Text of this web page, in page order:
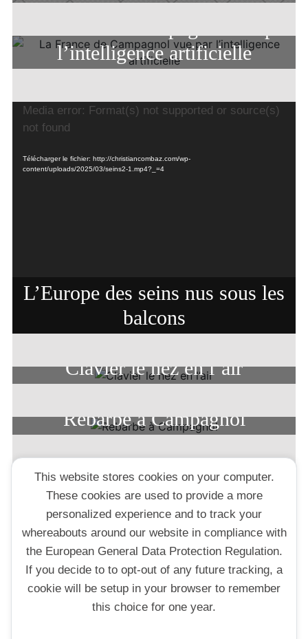
l’intelligence artificielle
Lecteur
Media error: Format(s) not supported or source(s)
not found
Télécharger le fichier: http://christiancombaz.com/wp-
content/uploads/2025/03/seins2-1.mp4?_=4
L’Europe des seins nus sous les
balcons
Clavier le nez en l’air
Rebarbe à Campagnol
SUBSCRIBE2
This website stores cookies on your computer.
These cookies are used to provide a more
personalized experience and to track your
whereabouts around our website in compliance with
the European General Data Protection Regulation.
If you decide to to opt-out of any future tracking, a
cookie will be setup in your browser to remember
this choice for one year.